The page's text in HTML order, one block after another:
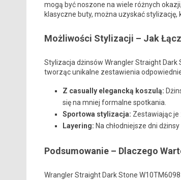
mogą być noszone na wiele różnych
klasyczne buty, można uzyskać
Możliwości Stylizacji – Jak
Stylizacja dżinsów Wrangler Straight
tworząc unikalne zestawienia
Z casually elegancką koszulą:
się na mniej formalne spotkania.
Sportowa stylizacja: Zestawiając
Layering: Na chłodniejsze dni
Podsumowanie – Dlaczego
Wrangler Straight Dark Stone